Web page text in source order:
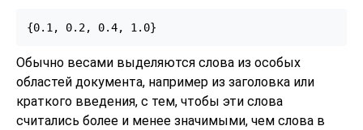
{0.1, 0.2, 0.4, 1.0}
Обычно весами выделяются слова из особых
областей документа, например из заголовка или
краткого введения, с тем, чтобы эти слова
считались более и менее значимыми, чем слова в